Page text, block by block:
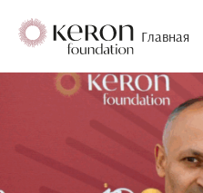
Главная